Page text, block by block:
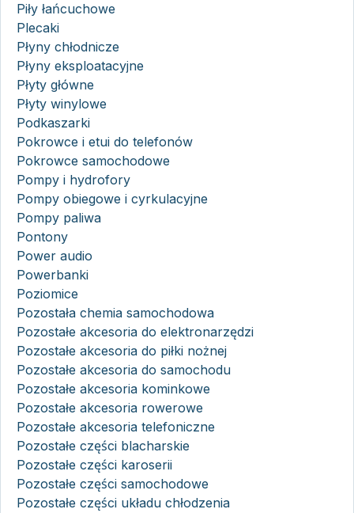
Piły łańcuchowe
Plecaki
Płyny chłodnicze
Płyny eksploatacyjne
Płyty główne
Płyty winylowe
Podkaszarki
Pokrowce i etui do telefonów
Pokrowce samochodowe
Pompy i hydrofory
Pompy obiegowe i cyrkulacyjne
Pompy paliwa
Pontony
Power audio
Powerbanki
Poziomice
Pozostała chemia samochodowa
Pozostałe akcesoria do elektronarzędzi
Pozostałe akcesoria do piłki nożnej
Pozostałe akcesoria do samochodu
Pozostałe akcesoria kominkowe
Pozostałe akcesoria rowerowe
Pozostałe akcesoria telefoniczne
Pozostałe części blacharskie
Pozostałe części karoserii
Pozostałe części samochodowe
Pozostałe części układu chłodzenia